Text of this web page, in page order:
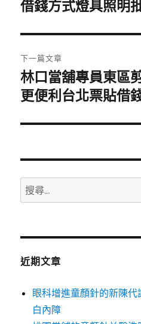
導
覽
一
文
章:
借錢方式燈具照明
下一篇文章
下
一
文
林口當舖專員東區
更便利台北票貼借
搜
尋
鍵
近期文章
眼科增進童顏針的新陳
白內障